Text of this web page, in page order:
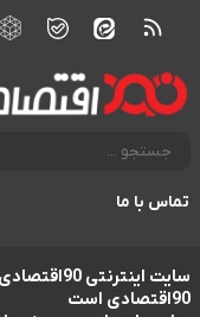
تماس با ما
سایت
90اقتصادی است